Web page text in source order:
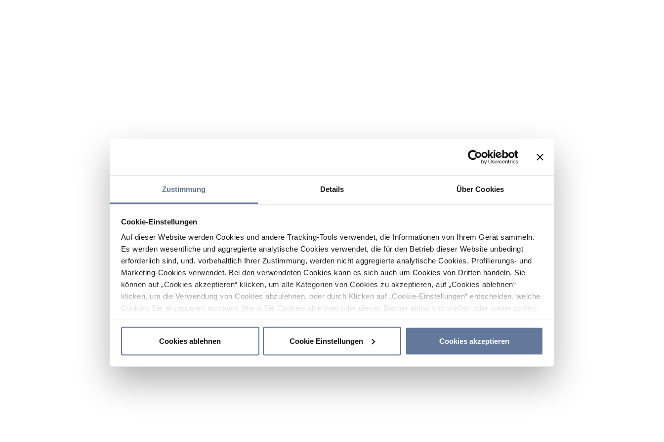
Zustimmung Details Über Cookies
Cookie-Einstellungen
Auf dieser Website werden Cookies und andere Tracking-Tools verwendet, die Informationen von Ihrem Gerät sammeln.
Es werden wesentliche und aggregierte analytische Cookies verwendet, die für den Betrieb dieser Website unbedingt
erforderlich sind, und, vorbehaltlich Ihrer Zustimmung, werden nicht aggregierte analytische Cookies, Profilierungs- und
Marketing-Cookies verwendet. Bei den verwendeten Cookies kann es sich auch um Cookies von Dritten handeln. Sie
können auf „Cookies akzeptieren“ klicken, um alle Kategorien von Cookies zu akzeptieren, auf „Cookies ablehnen“
klicken, um die Verwendung von Cookies abzulehnen, oder durch Klicken auf „Cookie-Einstellungen“ entscheiden, welche
Cookies Sie akzeptieren möchten. Wenn Sie Cookies ablehnen oder dieses Banner einfach schließen oder weiter surfen,
Cookies ablehnen
Cookie Einstellungen Cookies akzeptieren